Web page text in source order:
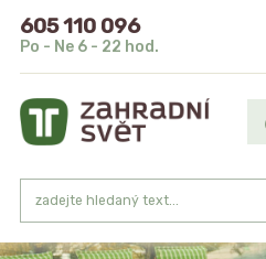
605 110 096
Po - Ne 6 - 22 hod.